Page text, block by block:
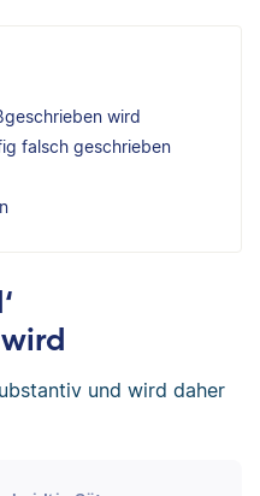
wird
falsch geschrieben
und wird daher